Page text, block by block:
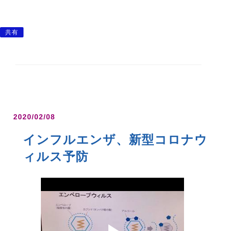
共有
2020/02/08
インフルエンザ、新型コロナウ
ィルス予防